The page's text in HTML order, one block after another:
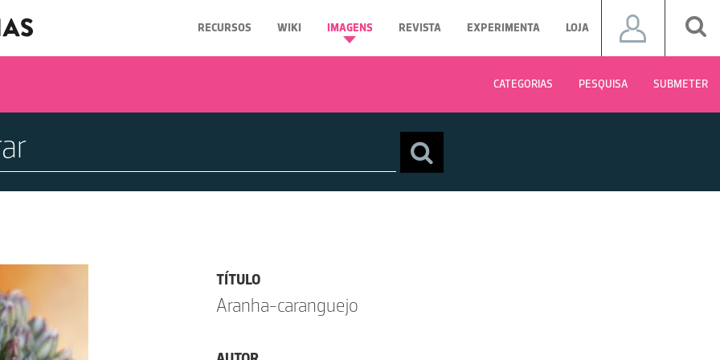
RECURSOS WIKI IMAGENS REVISTA EXPERIMENTA LOJA
CATEGORIAS PESQUISA SUBMETER
TÍTULO
Aranha-caranguejo